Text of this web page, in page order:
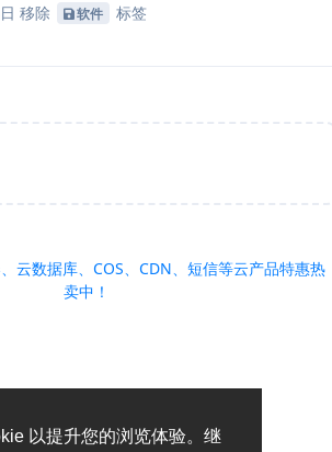
以提升您的浏览体验。继
移除 软件 标签
云数据库、COS、CDN、短信等云产品特惠热
卖中！